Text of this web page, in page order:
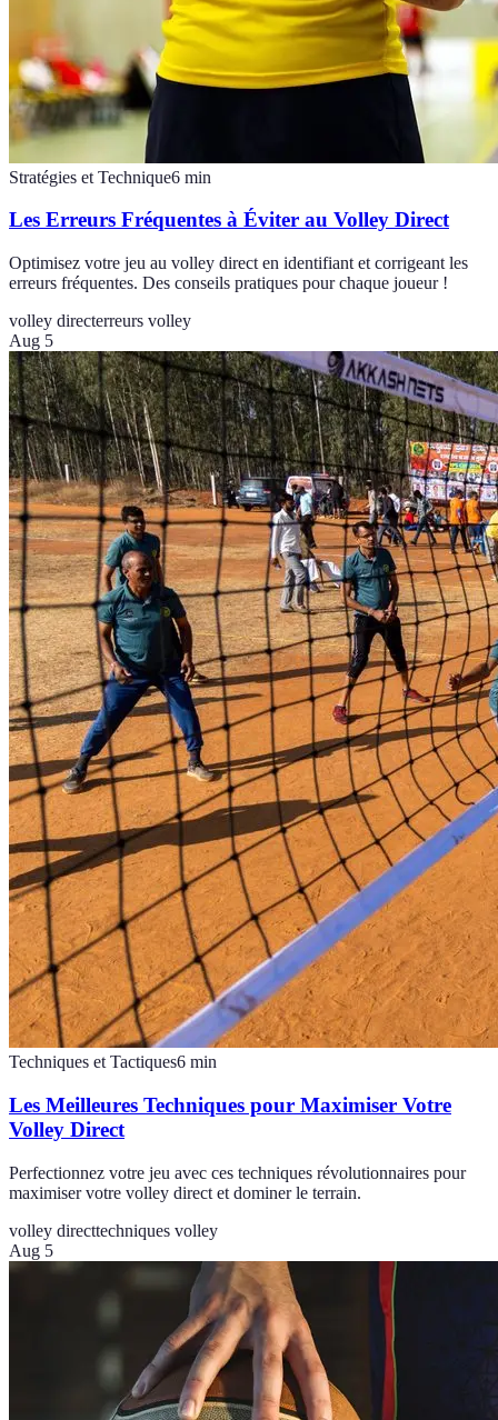
Stratégies et Technique6 min
Les Erreurs Fréquentes à Éviter au Volley Direct
Optimisez votre jeu au volley direct en identifiant et corrigeant les
erreurs fréquentes. Des conseils pratiques pour chaque joueur !
volley directerreurs volley
Aug 5
Techniques et Tactiques6 min
Les Meilleures Techniques pour Maximiser Votre
Volley Direct
Perfectionnez votre jeu avec ces techniques révolutionnaires pour
maximiser votre volley direct et dominer le terrain.
volley directtechniques volley
Aug 5